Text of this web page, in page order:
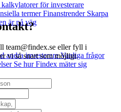
för investerare
termer Finanstrender Skarpa
är på väg
andra investerare Vanliga frågor
Se hur Findex mäter sig
team@findex.se eller fyll i
vi så snart som möjligt.